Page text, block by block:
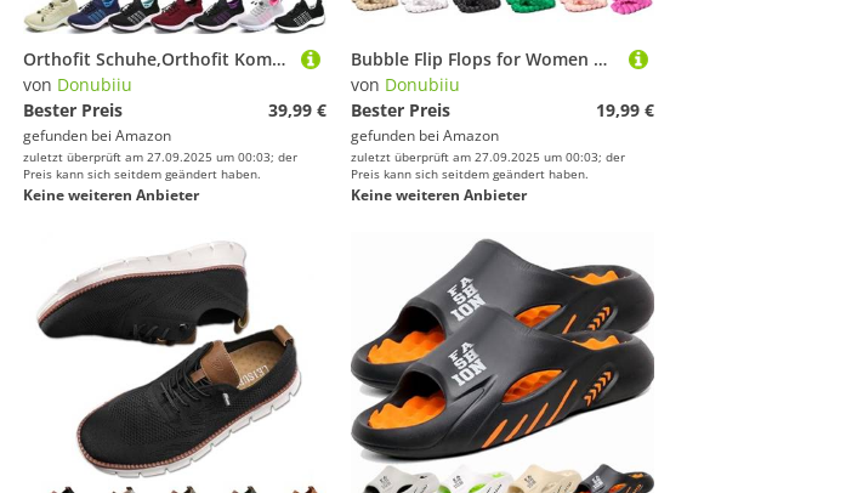
Orthofit Schuhe,Orthofit Komfortschuhe für Frauen,Orthofit Schuhe Damen-Ergonomische Schrnerzlindernde (Schwarz,42)
von Donubiiu
Bester Preis
39,99 €
gefunden bei Amazon
zuletzt überprüft am 27.09.2025 um 00:03; der
Preis kann sich seitdem geändert haben.
Keine weiteren Anbieter
Bubble Flip Flops for Women Men Bubble Slides Spa Massage Non-Slip Shower Super Soft Eva Slippers for Indoor Outdoor (Black,38/39)
von Donubiiu
Bester Preis
19,99 €
gefunden bei Amazon
zuletzt überprüft am 27.09.2025 um 00:03; der
Preis kann sich seitdem geändert haben.
Keine weiteren Anbieter